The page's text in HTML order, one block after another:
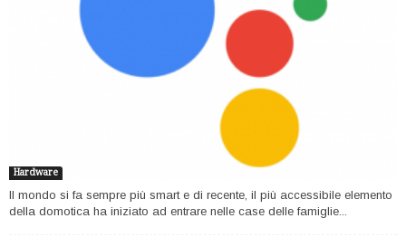
Hardware
Il mondo si fa sempre più smart e di recente, il più accessibile elemento
della domotica ha iniziato ad entrare nelle case delle famiglie...